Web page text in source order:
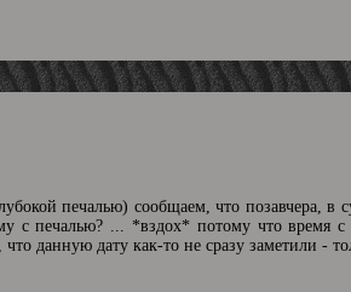
печалью) сообщаем, что позавчера, в
с печалью? ... *вздох* потому что время с
данную дату как-то не сразу заметили -